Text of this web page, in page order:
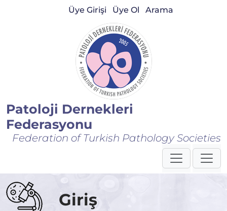
Patoloji Dernekleri
Federasyonu
Federation of Turkish Pathology Societies
Üye Girişi Üye Ol Arama
Giriş